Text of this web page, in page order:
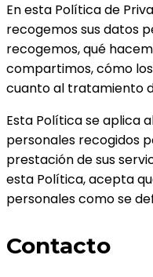
En esta Política de
recogemos sus datos
recogemos, qué
compartimos, cómo
cuanto al tratamiento
Esta Política se aplica
personales recogidos
prestación de sus
esta Política, acepta
personales como se
Contacto